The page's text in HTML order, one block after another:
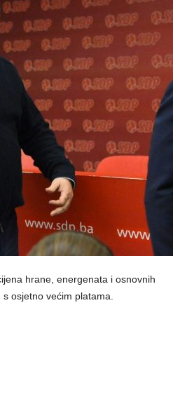
hrane, energenata i osnovnih
osjetno većim platama.